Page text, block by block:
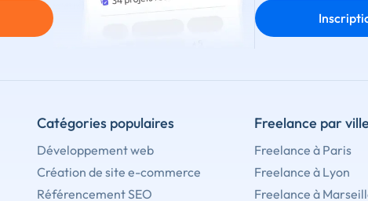
Catégories populaires
Développement web
Création de site e-commerce
Référencement SEO
Freelance par
Freelance à Paris
Freelance à Lyon
Freelance à